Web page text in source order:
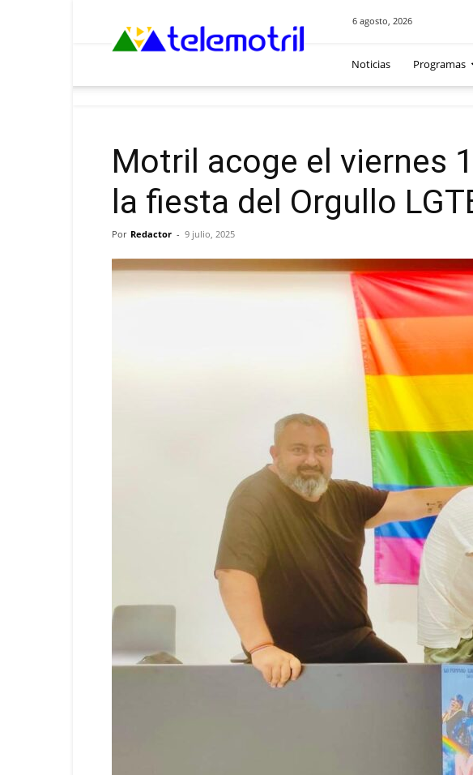
6 agosto, 2026
Noticias Programas
Motril acoge el viernes
la fiesta del Orgullo
Por Redactor - 9 julio, 2025